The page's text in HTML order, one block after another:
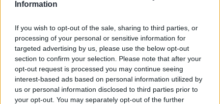
Information
If you wish to opt-out of the sale, sharing to third parties, or
processing of your personal or sensitive information for
targeted advertising by us, please use the below opt-out
section to confirm your selection. Please note that after your
opt-out request is processed you may continue seeing
interest-based ads based on personal information utilized by
us or personal information disclosed to third parties prior to
your opt-out. You may separately opt-out of the further
Marius Copil, victorie uriașă în fața
locului 30 ATP
5 MAI 2014